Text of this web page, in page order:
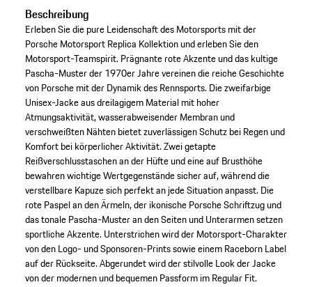
Beschreibung
Erleben Sie die pure Leidenschaft des Motorsports mit der
Porsche Motorsport Replica Kollektion und erleben Sie den
Motorsport-Teamspirit. Prägnante rote Akzente und das kultige
Pascha-Muster der 1970er Jahre vereinen die reiche Geschichte
von Porsche mit der Dynamik des Rennsports. Die zweifarbige
Unisex-Jacke aus dreilagigem Material mit hoher
Atmungsaktivität, wasserabweisender Membran und
verschweißten Nähten bietet zuverlässigen Schutz bei Regen und
Komfort bei körperlicher Aktivität. Zwei getapte
Reißverschlusstaschen an der Hüfte und eine auf Brusthöhe
bewahren wichtige Wertgegenstände sicher auf, während die
verstellbare Kapuze sich perfekt an jede Situation anpasst. Die
rote Paspel an den Ärmeln, der ikonische Porsche Schriftzug und
das tonale Pascha-Muster an den Seiten und Unterarmen setzen
sportliche Akzente. Unterstrichen wird der Motorsport-Charakter
von den Logo- und Sponsoren-Prints sowie einem Raceborn Label
auf der Rückseite. Abgerundet wird der stilvolle Look der Jacke
von der modernen und bequemen Passform im Regular Fit.